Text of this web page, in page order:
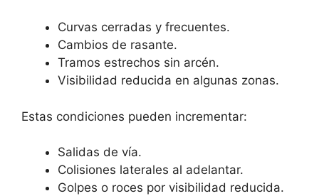
Curvas cerradas y frecuentes.
Cambios de rasante.
Tramos estrechos sin arcén.
Visibilidad reducida en algunas zonas.
Estas condiciones pueden incrementar:
Salidas de vía.
Colisiones laterales al adelantar.
Golpes o roces por visibilidad reducida.